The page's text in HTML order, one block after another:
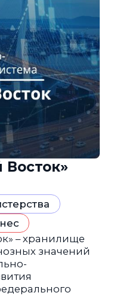
– хранилище
значений